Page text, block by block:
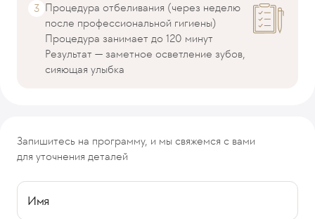
Процедура отбеливания (через неделю
после профессиональной гигиены)
Процедура занимает до 120 минут
Результат — заметное осветление зубов,
сияющая улыбка
Запишитесь на программу, и мы свяжемся с вами
для уточнения деталей
Имя